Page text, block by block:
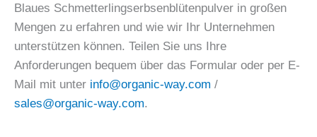
Blaues Schmetterlingserbsenblütenpulver in großen
Mengen zu erfahren und wie wir Ihr Unternehmen
unterstützen können. Teilen Sie uns Ihre
Anforderungen bequem über das Formular oder per E-
Mail mit unter info@organic-way.com /
sales@organic-way.com.